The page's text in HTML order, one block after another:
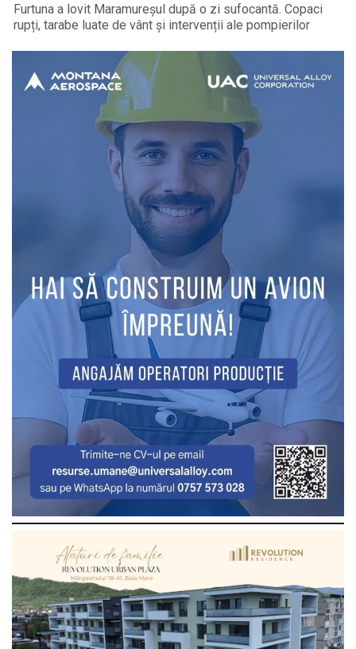
Furtuna a lovit Maramureșul după o zi sufocantă. Copaci
rupți, tarabe luate de vânt și intervenții ale pompierilor